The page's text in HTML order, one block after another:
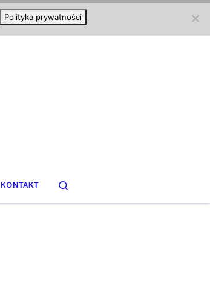
KONTAKT
Polityka prywatności